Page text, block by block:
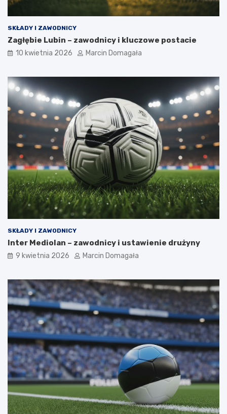
SKŁADY I ZAWODNICY
Zagłębie Lubin – zawodnicy i kluczowe postacie
10 kwietnia 2026 Marcin Domagała
SKŁADY I ZAWODNICY
Inter Mediolan – zawodnicy i ustawienie drużyny
9 kwietnia 2026 Marcin Domagała